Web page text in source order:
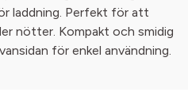
laddning. Perfekt för att
nötter. Kompakt och smidig
för enkel användning.